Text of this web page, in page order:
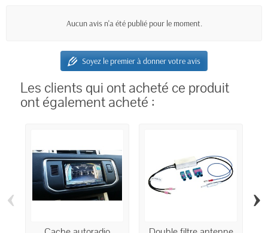
Aucun avis n'a été publié pour le moment.
Soyez le premier à donner votre avis
Les clients qui ont acheté ce produit
ont également acheté :
‹ ›